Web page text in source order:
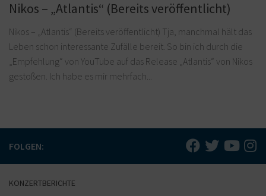
Nikos – „Atlantis“ (Bereits veröffentlicht)
Nikos – „Atlantis“ (Bereits veröffentlicht) Tja, manchmal hält das
Leben schon interessante Zufälle bereit. So bin ich durch die
„Empfehlung“ von YouTube auf das Release „Atlantis“ von Nikos
gestoßen. Ich habe es mir mehrfach...
FOLGEN:
KONZERTBERICHTE